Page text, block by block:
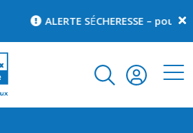
ALERTE SÉCHERESSE – pour